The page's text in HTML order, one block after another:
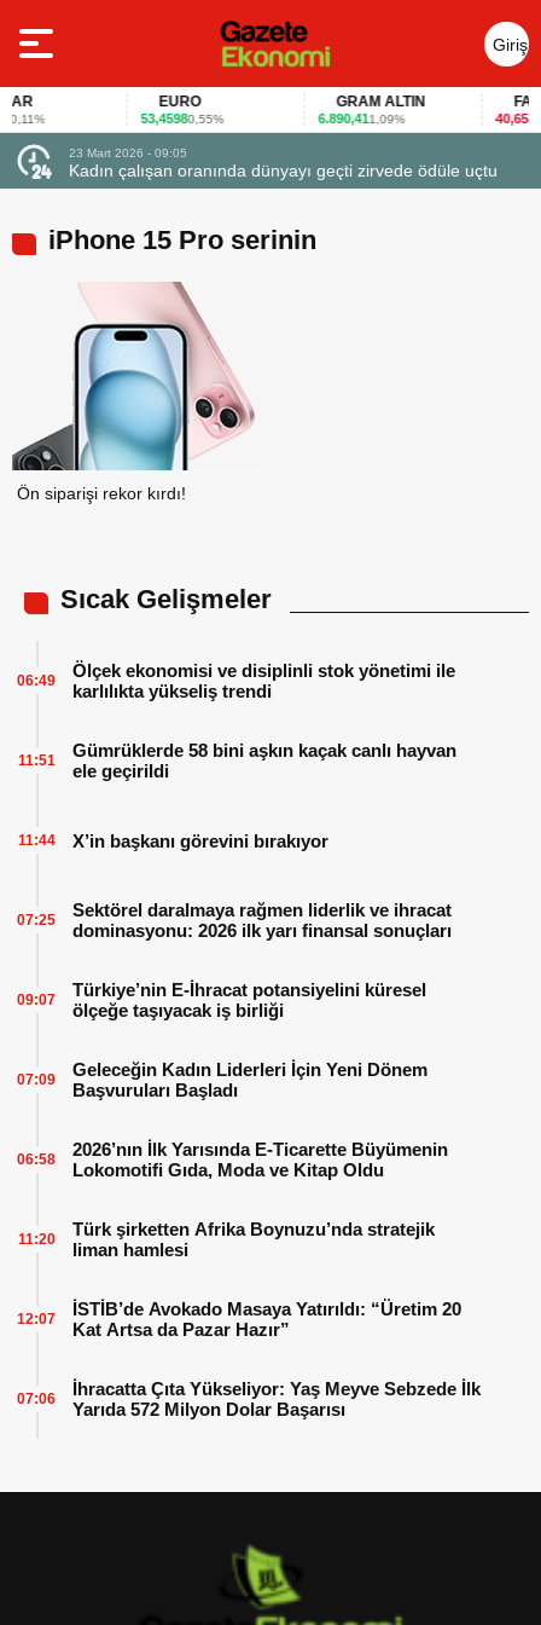
Giriş
Yap
EURO
53,45980,55%
GRAM ALTIN
6.890,411,09%
FAİZ
40,65-
23 Mart 2026 - 09:05
Kadın çalışan oranında dünyayı geçti zirvede ödüle uçtu
iPhone 15 Pro serinin
Ön siparişi rekor kırdı!
Sıcak Gelişmeler
Ölçek ekonomisi ve disiplinli stok yönetimi ile
karlılıkta yükseliş trendi
06:49
Gümrüklerde 58 bini aşkın kaçak canlı hayvan
ele geçirildi
11:51
X’in başkanı görevini bırakıyor
11:44
Sektörel daralmaya rağmen liderlik ve ihracat
dominasyonu: 2026 ilk yarı finansal sonuçları
07:25
Türkiye’nin E-İhracat potansiyelini küresel
ölçeğe taşıyacak iş birliği
09:07
Geleceğin Kadın Liderleri İçin Yeni Dönem
Başvuruları Başladı
07:09
2026’nın İlk Yarısında E-Ticarette Büyümenin
Lokomotifi Gıda, Moda ve Kitap Oldu
06:58
Türk şirketten Afrika Boynuzu’nda stratejik
liman hamlesi
11:20
İSTİB’de Avokado Masaya Yatırıldı: “Üretim 20
Kat Artsa da Pazar Hazır”
12:07
İhracatta Çıta Yükseliyor: Yaş Meyve Sebzede İlk
Yarıda 572 Milyon Dolar Başarısı
07:06